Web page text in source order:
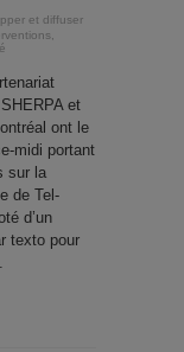
et diffuser
et
ont le
midi portant
sur la
de Tel-
d’un
texto pour